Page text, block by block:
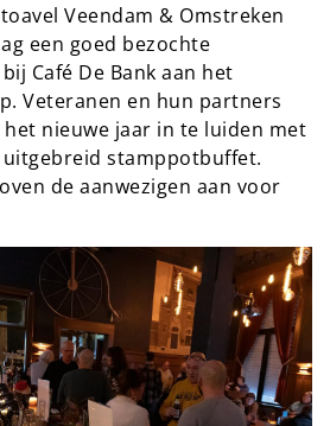
Veendam & Omstreken
een goed bezochte
Café De Bank aan het
Veteranen en hun partners
het nieuwe jaar in te luiden met
uitgebreid stamppotbuffet.
de aanwezigen aan voor